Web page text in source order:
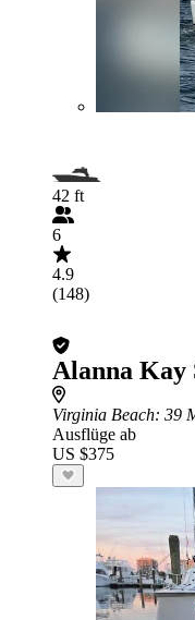
42 ft
6
4.9
(148)
Alanna Kay
Virginia Beach: 39
Ausflüge ab
US $375